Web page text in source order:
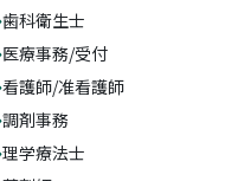
歯科衛生士
医療事務/受付
看護師/准看護師
調剤事務
理学療法士